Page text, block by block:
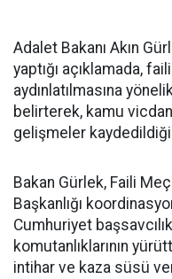
Adalet Bakanı Akın
yaptığı açıklamada,
aydınlatılmasına
belirterek, kamu
gelişmeler
Bakan Gürlek, Faili
Başkanlığı
Cumhuriyet
komutanlıklarının
intihar ve kaza süsü